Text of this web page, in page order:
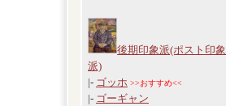
後期印象派(ポスト印象
派)
|- ゴッホ >>おすすめ<<
|- ゴーギャン